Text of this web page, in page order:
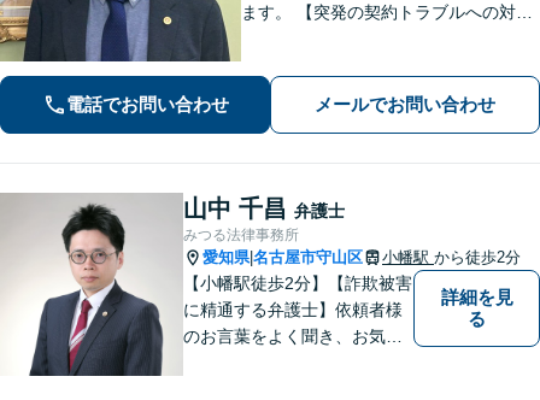
ます。 【突発の契約トラブルへの対応
籍」トラブル等に対し状況に応じて適
切に問題解決を図ります。
電話でお問い合わせ メールでお問い合わせ
山中 千昌 弁護士
みつる法律事務所
愛知県|名古屋市守山区 小幡駅 から徒歩2分
【小幡駅徒歩2分】【詐欺被害
に精通する弁護士】依頼者様
のお言葉をよく聞き、お気持
詳細を見
る